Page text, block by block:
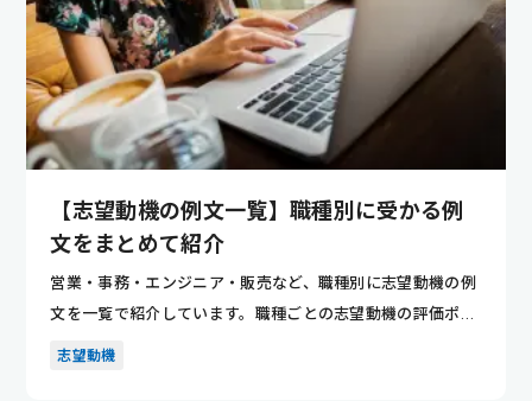
【志望動機の例文一覧】職種別に受かる例
文をまとめて紹介
営業・事務・エンジニア・販売など、職種別に志望動機の例
文を一覧で紹介しています。職種ごとの志望動機の評価ポイ
ントが分かり...
志望動機